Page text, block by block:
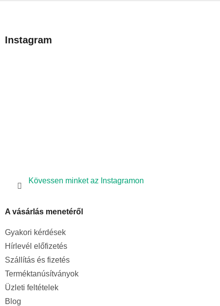
Instagram
Kövessen minket az Instagramon
A vásárlás menetéről
Gyakori kérdések
Hírlevél előfizetés
Szállítás és fizetés
Terméktanúsítványok
Üzleti feltételek
Blog